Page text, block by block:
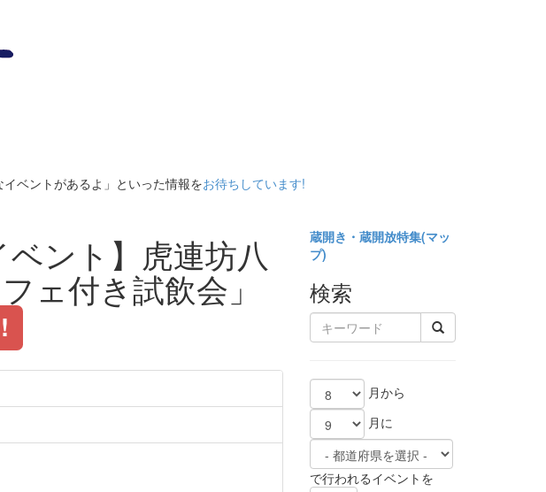
ベントがあるよ」といった情報をお待ちしています!
ント】虎連坊八
ェ付き試飲会」
蔵開き・蔵開放特集(マッ
プ)
検索
月から
月に
で行われるイベントを